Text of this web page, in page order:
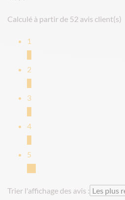
Calculé à partir de 52 avis client(s)
1
2
3
4
5
Trier l'affichage des avis :